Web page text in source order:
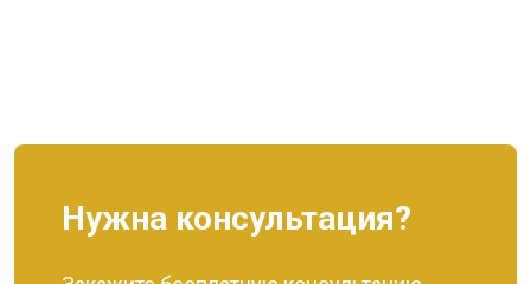
Нужна консультация?